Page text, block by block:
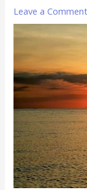
Leave a Comment